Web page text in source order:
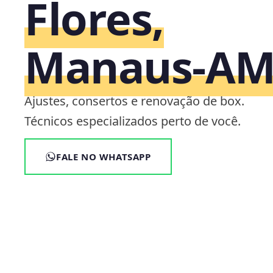
Flores,
Ajustes, consertos e renovação de box.
Técnicos especializados perto de você.
FALE NO WHATSAPP